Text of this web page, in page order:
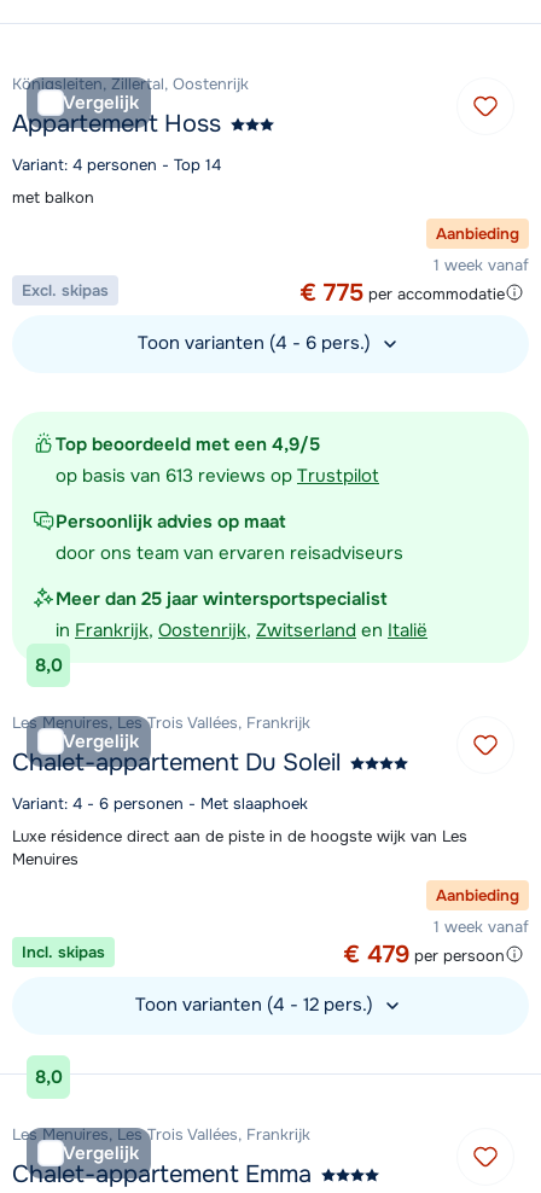
Top beoordeeld met een 4,9/5
op basis van 613 reviews op Trustpilot
Persoonlijk advies op maat
door ons team van ervaren reisadviseurs
Meer dan 25 jaar wintersportspecialist
in Frankrijk, Oostenrijk, Zwitserland en Italië
Vergelijk
Königsleiten, Zillertal, Oostenrijk
Appartement Hoss
Variant: 4 personen - Top 14
met balkon
Aanbieding
1 week vanaf
€ 775 per accommodatie
Excl. skipas
Toon varianten (4 - 6 pers.)
8,0
Vergelijk
Les Menuires, Les Trois Vallées, Frankrijk
Chalet-appartement Du Soleil
Variant: 4 - 6 personen - Met slaaphoek
Luxe résidence direct aan de piste in de hoogste wijk van Les
Menuires
Aanbieding
1 week vanaf
€ 479 per persoon
Incl. skipas
Toon varianten (4 - 12 pers.)
Bekijk accommodatie
8,0
Vergelijk
Les Menuires, Les Trois Vallées, Frankrijk
Chalet-appartement Emma